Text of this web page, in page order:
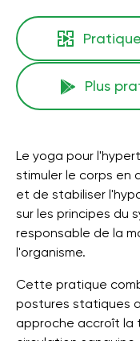
Plus
Le yoga pour
stimuler le corps en
et de stabiliser
sur les principes du
responsable de la
l'organisme.
Cette pratique
postures statiques
approche accroît la